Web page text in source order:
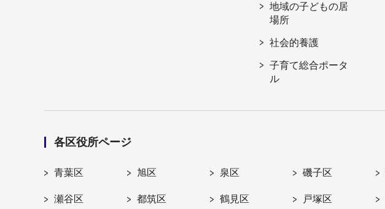
地域の子どもの居
場所
社会的養護
子育て総合ポータ
ル
各区役所ページ
青葉区 旭区 泉区 磯子区
瀬谷区 都筑区 鶴見区 戸塚区